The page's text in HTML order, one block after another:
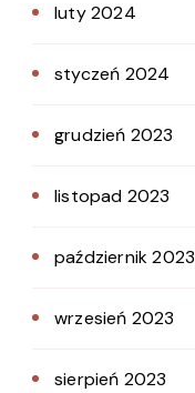
luty 2024
styczeń 2024
grudzień 2023
listopad 2023
październik 2023
wrzesień 2023
sierpień 2023